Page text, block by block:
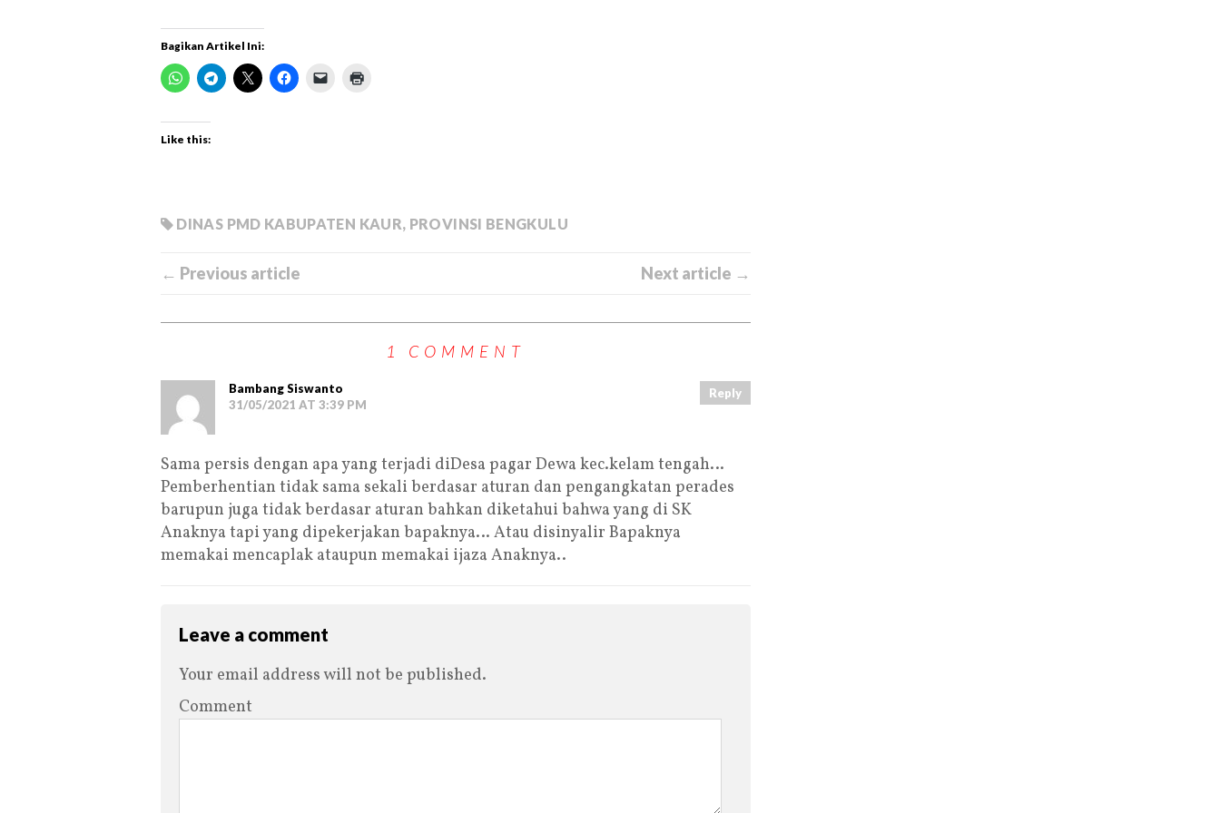
Bagikan Artikel Ini:
Like this:
DINAS PMD KABUPATEN KAUR, PROVINSI BENGKULU
← Previous article Next article →
1 COMMENT
Bambang Siswanto
31/05/2021 AT 3:39 PM
Reply
Sama persis dengan apa yang terjadi diDesa pagar Dewa kec.kelam tengah…
Pemberhentian tidak sama sekali berdasar aturan dan pengangkatan perades
barupun juga tidak berdasar aturan bahkan diketahui bahwa yang di SK
Anaknya tapi yang dipekerjakan bapaknya… Atau disinyalir Bapaknya
memakai mencaplak ataupun memakai ijaza Anaknya..
Leave a comment
Your email address will not be published.
Comment